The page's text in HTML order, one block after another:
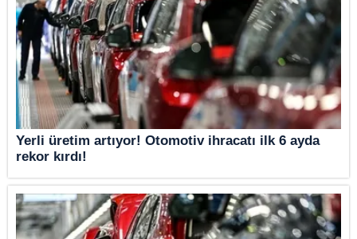
Yerli üretim artıyor! Otomotiv ihracatı ilk 6 ayda
rekor kırdı!